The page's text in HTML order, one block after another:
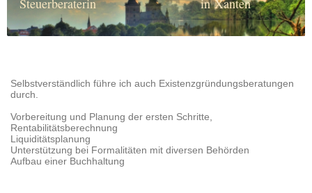
Steuerberaterin in Xanten
Selbstverständlich führe ich auch Existenzgründungsberatungen
durch.
Vorbereitung und Planung der ersten Schritte,
Rentabilitätsberechnung
Liquiditätsplanung
Unterstützung bei Formalitäten mit diversen Behörden
Aufbau einer Buchhaltung